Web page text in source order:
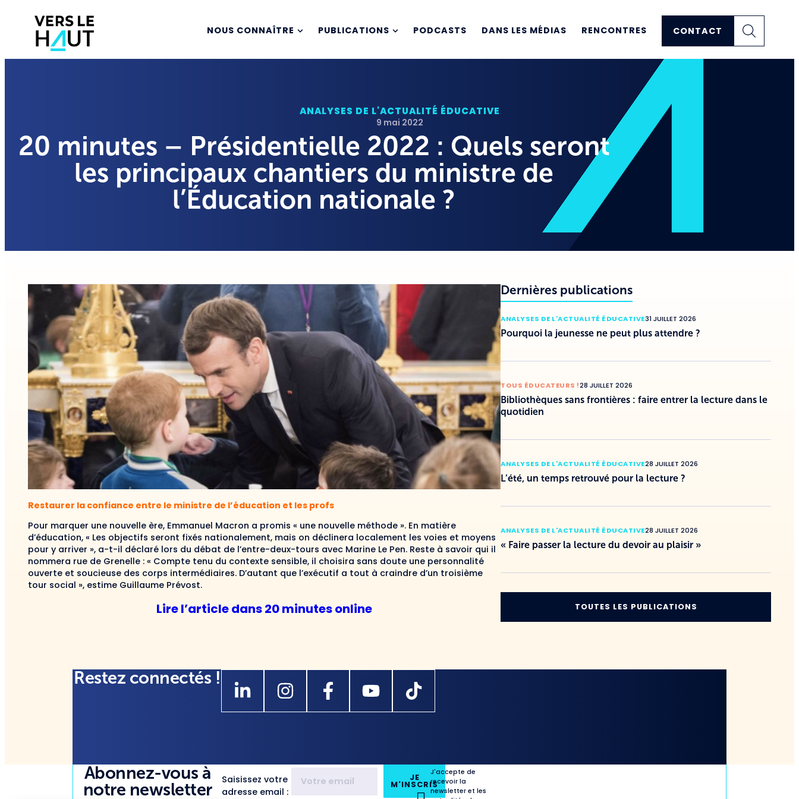
NOUS CONNAÎTRE PUBLICATIONS PODCASTS DANS LES MÉDIAS RENCONTRES CONTACT
ANALYSES DE L'ACTUALITÉ ÉDUCATIVE
9 mai 2022
20 minutes – Présidentielle 2022 : Quels seront
les principaux chantiers du ministre de
l’Éducation nationale ?
Restaurer la confiance entre le ministre de l’éducation et les profs
Pour marquer une nouvelle ère, Emmanuel Macron a promis « une nouvelle méthode ». En matière
d’éducation, « Les objectifs seront fixés nationalement, mais on déclinera localement les voies et moyens
pour y arriver », a-t-il déclaré lors du débat de l’entre-deux-tours avec Marine Le Pen. Reste à savoir qui il
nommera rue de Grenelle : « Compte tenu du contexte sensible, il choisira sans doute une personnalité
ouverte et soucieuse des corps intermédiaires. D’autant que l’exécutif a tout à craindre d’un troisième
tour social », estime Guillaume Prévost.
Lire l’article dans 20 minutes online
Dernières publications
ANALYSES DE L'ACTUALITÉ ÉDUCATIVE31 JUILLET 2026
Pourquoi la jeunesse ne peut plus attendre ?
TOUS ÉDUCATEURS !28 JUILLET 2026
Bibliothèques sans frontières : faire entrer la lecture dans le
quotidien
ANALYSES DE L'ACTUALITÉ ÉDUCATIVE28 JUILLET 2026
L’été, un temps retrouvé pour la lecture ?
ANALYSES DE L'ACTUALITÉ ÉDUCATIVE28 JUILLET 2026
« Faire passer la lecture du devoir au plaisir »
TOUTES LES PUBLICATIONS
Restez connectés !
Abonnez-vous à
notre newsletter
Saisissez votre
adresse email :
JE
M'INSCRIS
J'accepte de
recevoir la
newsletter et les